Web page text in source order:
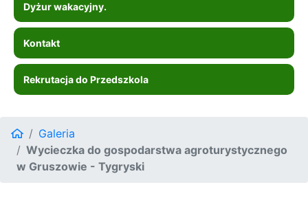
Dyżur wakacyjny.
Kontakt
Rekrutacja do Przedszkola
Galeria
Wycieczka do gospodarstwa agroturystycznego
w Gruszowie - Tygryski